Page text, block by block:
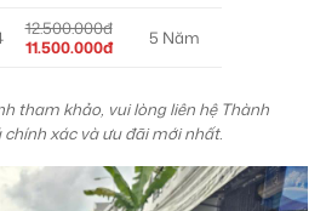
12.500.000đ
11.500.000đ
5 Năm
tham khảo, vui lòng liên hệ Thành
xác và ưu đãi mới nhất.